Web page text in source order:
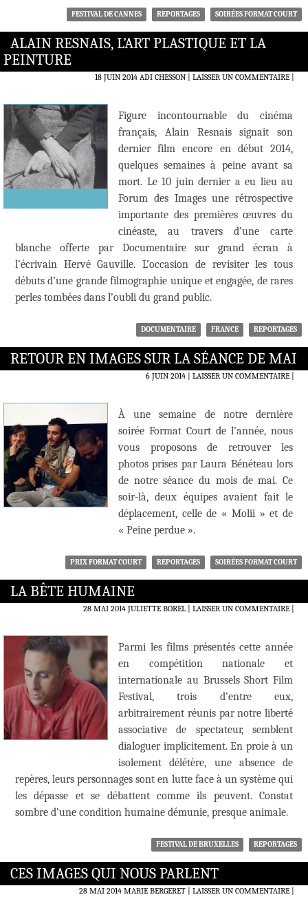
FESTIVAL DE CANNES REPORTAGES SOIRÉES FORMAT COURT
ALAIN RESNAIS, L’ART PLASTIQUE ET LA
PEINTURE
18 JUIN 2014 ADI CHESSON LAISSER UN COMMENTAIRE|
Figure incontournable du cinéma
français, Alain Resnais signait son
dernier film encore en début 2014,
quelques semaines à peine avant sa
mort. Le 10 juin dernier a eu lieu au
Forum des Images une rétrospective
importante des premières œuvres du
cinéaste, au travers d’une carte
blanche offerte par Documentaire sur grand écran à
l’écrivain Hervé Gauville. L’occasion de revisiter les tous
débuts d’une grande filmographie unique et engagée, de rares
perles tombées dans l’oubli du grand public.
DOCUMENTAIRE FRANCE REPORTAGES
RETOUR EN IMAGES SUR LA SÉANCE DE MAI
6 JUIN 2014 LAISSER UN COMMENTAIRE|
À une semaine de notre dernière
soirée Format Court de l’année, nous
vous proposons de retrouver les
photos prises par Laura Bénéteau lors
de notre séance du mois de mai. Ce
soir-là, deux équipes avaient fait le
déplacement, celle de « Molii » et de
« Peine perdue ».
PRIX FORMAT COURT REPORTAGES SOIRÉES FORMAT COURT
LA BÊTE HUMAINE
28 MAI 2014 JULIETTE BOREL LAISSER UN COMMENTAIRE|
Parmi les films présentés cette année
en compétition nationale et
internationale au Brussels Short Film
Festival, trois d’entre eux,
arbitrairement réunis par notre liberté
associative de spectateur, semblent
dialoguer implicitement. En proie à un
isolement délétère, une absence de
repères, leurs personnages sont en lutte face à un système qui
les dépasse et se débattent comme ils peuvent. Constat
sombre d’une condition humaine démunie, presque animale.
FESTIVAL DE BRUXELLES REPORTAGES
CES IMAGES QUI NOUS PARLENT
28 MAI 2014 MARIE BERGERET LAISSER UN COMMENTAIRE|